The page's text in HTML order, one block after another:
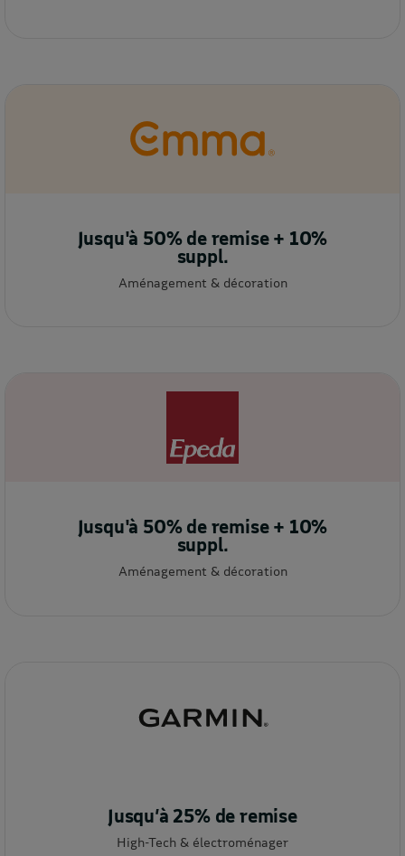
Jusqu'à 50% de remise + 10%
suppl.
Aménagement & décoration
Jusqu'à 50% de remise + 10%
suppl.
Aménagement & décoration
Jusqu’à 25% de remise
High-Tech & électroménager